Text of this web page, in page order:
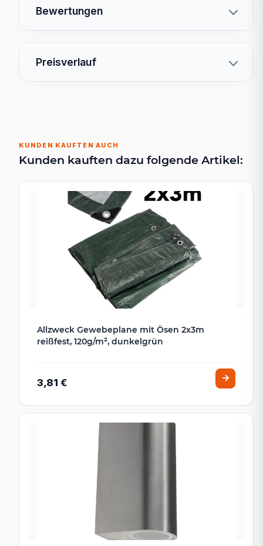
Bewertungen
Preisverlauf
KUNDEN KAUFTEN AUCH
Kunden kauften dazu folgende Artikel:
Allzweck Gewebeplane mit Ösen 2x3m
reißfest, 120g/m², dunkelgrün
3,81 €